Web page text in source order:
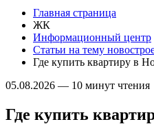
Главная страница
ЖК
Информационный центр
Статьи на тему
Где купить квартиру в
05.08.2026 — 10 минут чтения
Где купить